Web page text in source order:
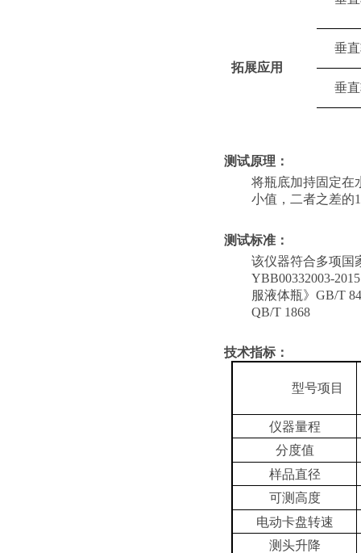
拓展应用
垂
垂
测试原理：
将瓶底加持固定在
小值，二者之差的
测试标准：
该仪器符合多项国
YBB00332003-
服液体瓶》GB/T
QB/T 1868
技术指标：
型号项目
仪器量程
分度值
样品直径
可测高度
电动卡盘转速
测头升降